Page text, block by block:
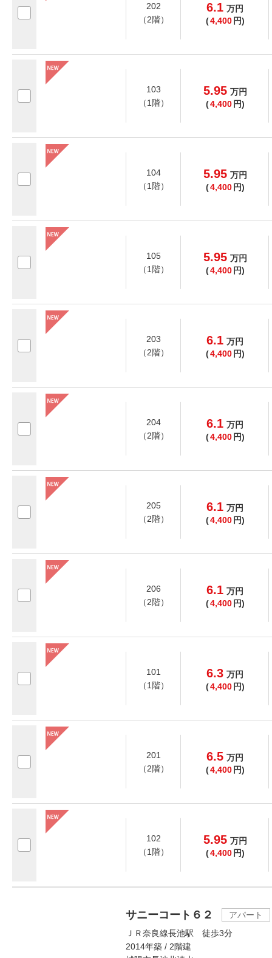
202
（2階）
6.1 万円
(4,400 円)
103
（1階）
5.95 万円
(4,400 円)
104
（1階）
5.95 万円
(4,400 円)
105
（1階）
5.95 万円
(4,400 円)
203
（2階）
6.1 万円
(4,400 円)
204
（2階）
6.1 万円
(4,400 円)
205
（2階）
6.1 万円
(4,400 円)
206
（2階）
6.1 万円
(4,400 円)
101
（1階）
6.3 万円
(4,400 円)
201
（2階）
6.5 万円
(4,400 円)
102
（1階）
5.95 万円
(4,400 円)
サニーコート６２
アパート
ＪＲ奈良線長池駅 徒歩3分
2014年築 / 2階建